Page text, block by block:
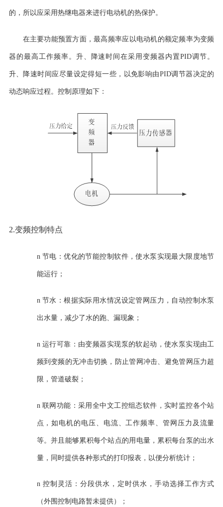
的，所以应采用热继电器来进行电动机的热保护。
在主要功能预置方面，最高频率应以电动机的额定频率为变频
器的最高工作频率。升、降速时间在采用变频器内置PID调节。
升、降速时间应尽量设定得短一些，以免影响由PID调节器决定的
动态响应过程。 控制原理如下：
2.变频控制特点
n 节电：优化的节能控制软件，使水泵实现最大限度地节
能运行；
n 节水：根据实际用水情况设定管网压力，自动控制水泵
出水量，减少了水的跑、漏现象；
n 运行可靠：由变频器实现泵的软起动，使水泵实现由工
频到变频的无冲击切换，防止管网冲击、避免管网压力超
限，管道破裂；
n 联网功能：采用全中文工控组态软件，实时监控各个站
点，如电机的电压、电流、工作频率、管网压力及流量
等。并且能够累积每个站点的用电量，累积每台泵的出水
量，同时提供各种形式的打印报表，以便分析统计；
n 控制灵活：分段供水，定时供水，手动选择工作方式
（外围控制电路暂未提供）；